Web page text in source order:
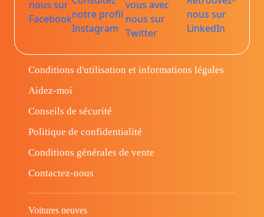
Conditions d'utilisation et informations légales
Aidez-moi
Conseils de sécurité
Politique de confidentialité
Conditions générales de vente
Contactez-nous
Voitures neuves